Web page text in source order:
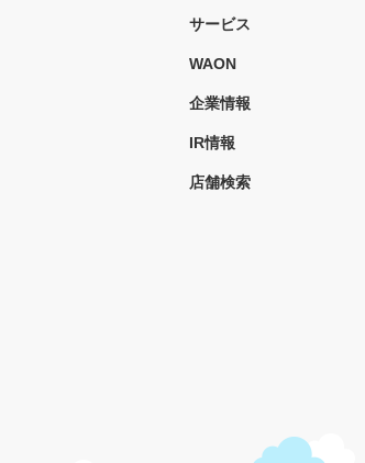
サービス
WAON
企業情報
IR情報
店舗検索